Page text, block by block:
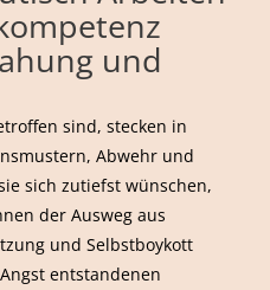
und
sind, stecken in
Abwehr und
sich zutiefst wünschen,
der Ausweg aus
und Selbstboykott
entstandenen